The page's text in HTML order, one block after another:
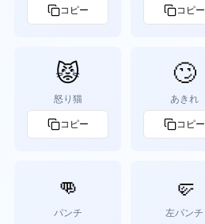
コピー コピー
😾
怒り猫
コピー
🙄
あきれ
コピー
👊
パンチ
🤛
左パンチ